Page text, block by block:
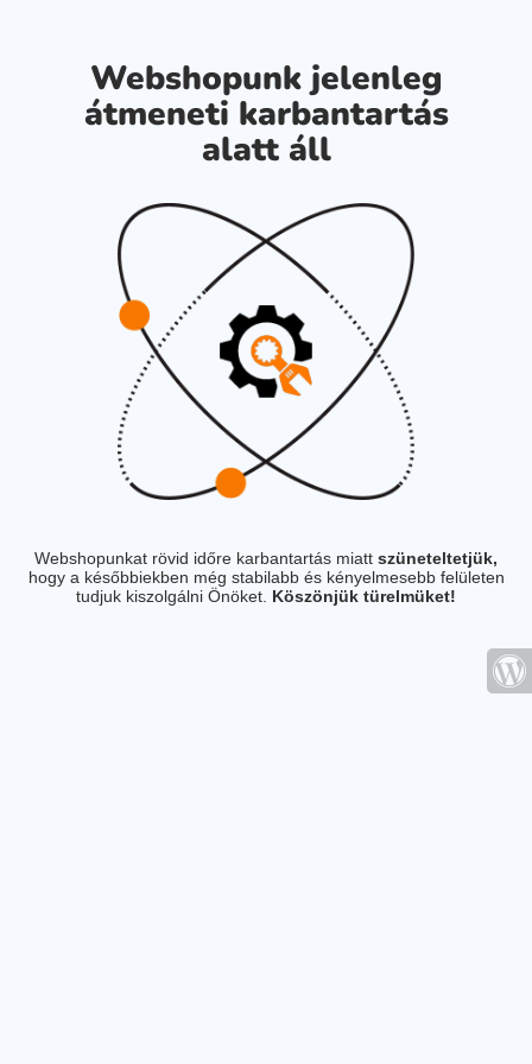
Webshopunk jelenleg
átmeneti karbantartás
alatt áll
Webshopunkat rövid időre karbantartás miatt szüneteltetjük,
hogy a későbbiekben még stabilabb és kényelmesebb felületen
tudjuk kiszolgálni Önöket. Köszönjük türelmüket!